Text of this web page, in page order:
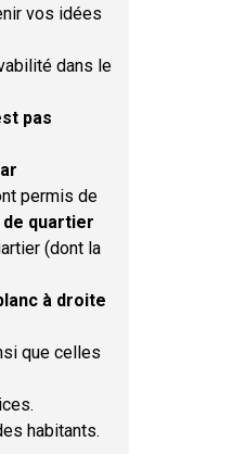
vos idées
dans le
pas
permis de
quartier
(dont la
à droite
que celles
habitants.